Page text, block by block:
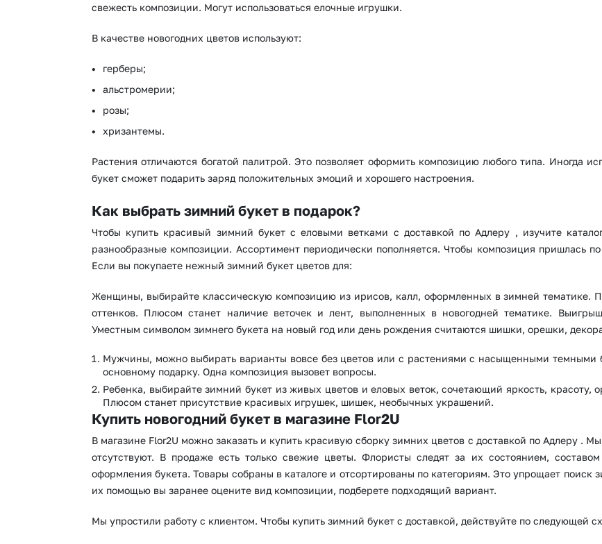
Нижний Новгород
Самара
Казань
Челябинск
Екатеринбург
Новосибирск
свежесть композиции. Могут использоваться елочные игрушки.
В качестве новогодних цветов используют:
герберы;
альстромерии;
розы;
хризантемы.
Растения отличаются богатой палитрой. Это позволяет оформить композицию любого типа. Иногда
букет сможет подарить заряд положительных эмоций и хорошего настроения.
Как выбрать зимний букет в подарок?
Чтобы купить красивый зимний букет с еловыми ветками с доставкой по Адлеру , изучите
разнообразные композиции. Ассортимент периодически пополняется. Чтобы композиция пришлась
Если вы покупаете нежный зимний букет цветов для:
Женщины, выбирайте классическую композицию из ирисов, калл, оформленных в зимней тематике.
оттенков. Плюсом станет наличие веточек и лент, выполненных в новогодней тематике.
Уместным символом зимнего букета на новый год или день рождения считаются шишки, орешки,
Мужчины, можно выбирать варианты вовсе без цветов или с растениями с насыщенными темными
основному подарку. Одна композиция вызовет вопросы.
Ребенка, выбирайте зимний букет из живых цветов и еловых веток, сочетающий яркость, красоту,
Плюсом станет присутствие красивых игрушек, шишек, необычных украшений.
Купить новогодний букет в магазине Flor2U
В магазине Flor2U можно заказать и купить красивую сборку зимних цветов с доставкой по Адлеру .
отсутствуют. В продаже есть только свежие цветы. Флористы следят за их состоянием,
оформления букета. Товары собраны в каталоге и отсортированы по категориям. Это упрощает поиск
их помощью вы заранее оцените вид композиции, подберете подходящий вариант.
Мы упростили работу с клиентом. Чтобы купить зимний букет с доставкой, действуйте по следующей